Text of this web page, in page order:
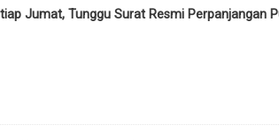
Jumat, Tunggu Surat Resmi Perpanjangan